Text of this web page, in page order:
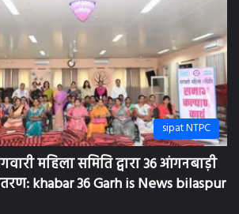
sipat NTPC
महिला समिति द्वारा 36 आंगनबाड़ी
khabar 36 Garh is News bilaspur